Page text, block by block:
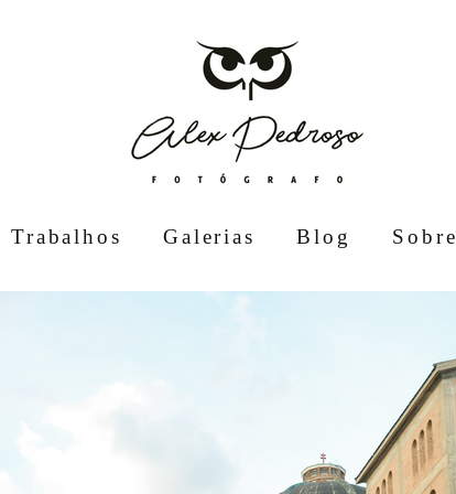
Trabalhos Galerias Blog Sobre